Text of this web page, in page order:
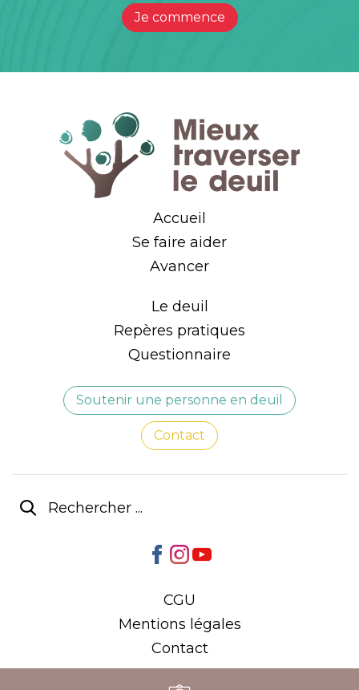
Je commence
Accueil
Se faire aider
Avancer
Le deuil
Repères pratiques
Questionnaire
Soutenir une personne en deuil
Contact
CGU
Mentions légales
Contact